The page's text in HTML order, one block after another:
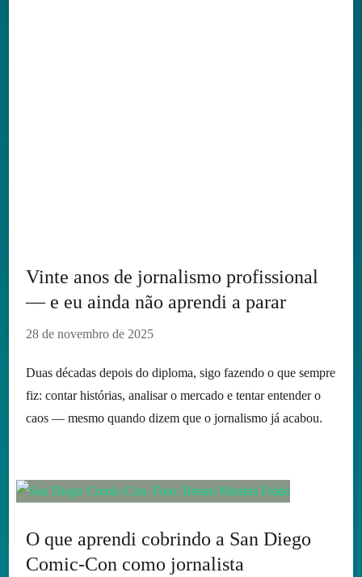
Vinte anos de jornalismo profissional
— e eu ainda não aprendi a parar
28 de novembro de 2025
Duas décadas depois do diploma, sigo fazendo o que sempre
fiz: contar histórias, analisar o mercado e tentar entender o
caos — mesmo quando dizem que o jornalismo já acabou.
O que aprendi cobrindo a San Diego
Comic-Con como jornalista